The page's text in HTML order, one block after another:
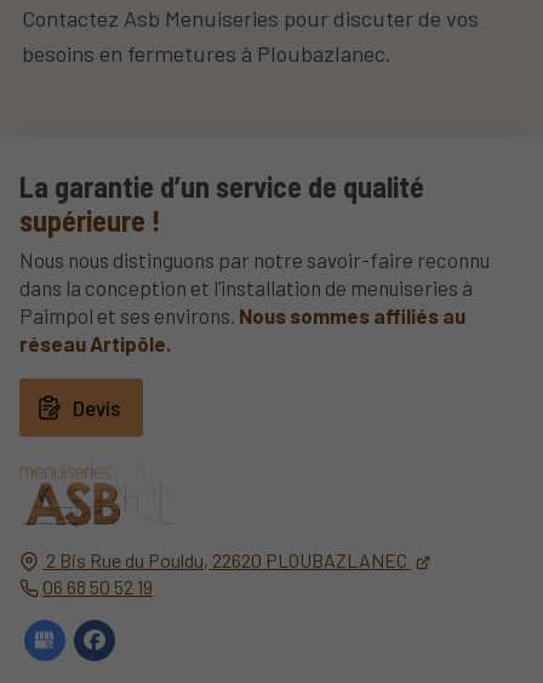
Contactez Asb Menuiseries pour discuter de vos
besoins en fermetures à Ploubazlanec.
2 Bis Rue du Pouldu, 22620 PLOUBAZLANEC
06 68 50 52 19
La garantie d’un service de qualité
supérieure !
Nous nous distinguons par notre savoir-faire reconnu
dans la conception et l’installation de menuiseries à
Paimpol et ses environs. Nous sommes affiliés au
réseau Artipôle.
Devis